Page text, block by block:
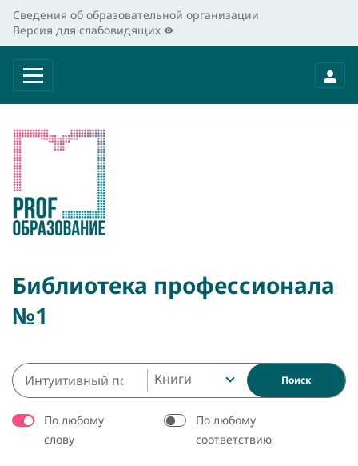
Сведения об образовательной организации
Версия для слабовидящих
Библиотека профессионала
№1
Книги Поиск
По любому
слову
По любому
соответствию